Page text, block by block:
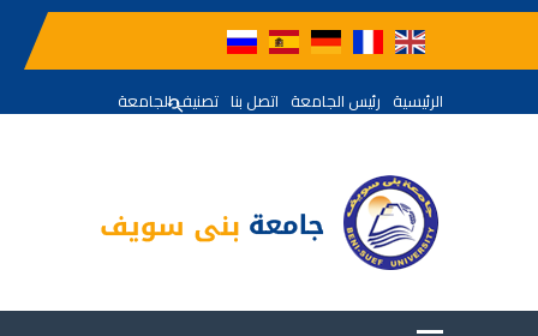
الرئيسية رئيس الجامعة اتصل بنا تصنيف الجامعة